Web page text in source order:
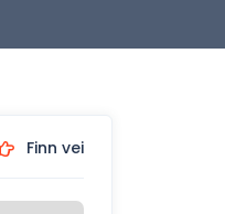
Finn vei